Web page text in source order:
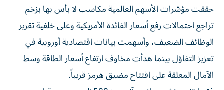
حققت مؤشرات الأسهم العالمية مكاسب لا بأس بها بزخم
تراجع احتمالات رفع أسعار الفائدة الأمريكية وعلى خلفية تقرير
الوظائف الضعيف، وأسهمت بيانات اقتصادية أوروبية في
تعزيز التفاؤل بينما هدأت مخاوف ارتفاع أسعار الطاقة وسط
الآمال المعلقة على افتتاح مضيق هرمز قريباً.